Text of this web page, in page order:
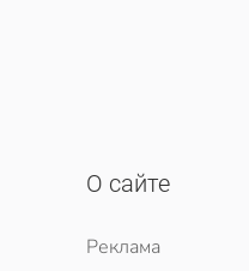
О сайте
Реклама